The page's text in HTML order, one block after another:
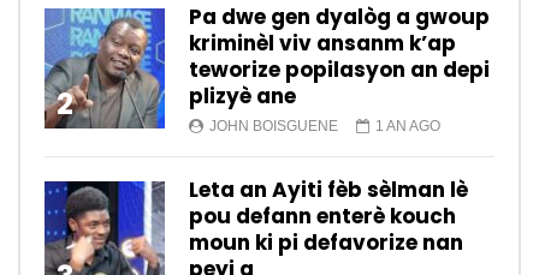
2
Pa dwe gen dyalòg a gwoup
kriminèl viv ansanm k’ap
teworize popilasyon an depi
plizyè ane
JOHN BOISGUENE 1 AN AGO
Leta an Ayiti fèb sèlman lè
pou defann enterè kouch
moun ki pi defavorize nan
peyi a